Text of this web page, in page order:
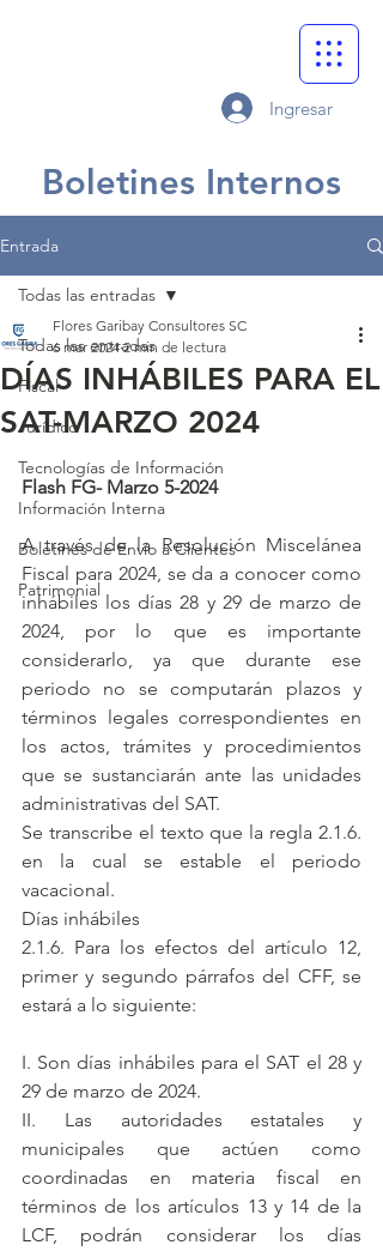
Ingresar
Boletines Internos
Entrada
Todas las entradas
Fiscal
Jurídico
Tecnologías de Información
Información Interna
Boletines de Envío a Clientes
Patrimonial
Todas las entradas
DÍAS INHÁBILES PARA EL
SAT-MARZO 2024
Flores Garibay Consultores SC
6 mar 2024 2 min de lectura
Flash FG- Marzo 5-2024
A través de la Resolución Miscelánea
Fiscal para 2024, se da a conocer como
inhábiles los días 28 y 29 de marzo de
2024, por lo que es importante
considerarlo, ya que durante ese
periodo no se computarán plazos y
términos legales correspondientes en
los actos, trámites y procedimientos
que se sustanciarán ante las unidades
administrativas del SAT.
Se transcribe el texto que la regla 2.1.6.
en la cual se estable el periodo
vacacional.
Días inhábiles
2.1.6. Para los efectos del artículo 12,
primer y segundo párrafos del CFF, se
estará a lo siguiente:
I. Son días inhábiles para el SAT el 28 y
29 de marzo de 2024.
II. Las autoridades estatales y
municipales que actúen como
coordinadas en materia fiscal en
términos de los artículos 13 y 14 de la
LCF, podrán considerar los días